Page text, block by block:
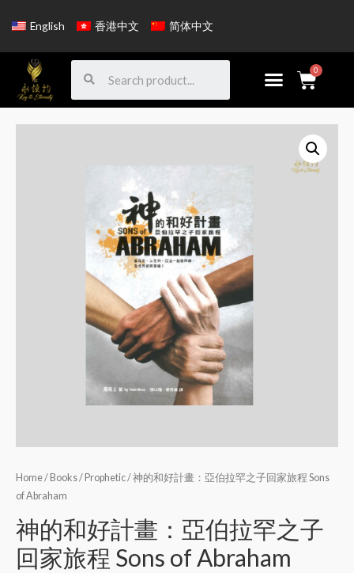
English 香港中文 简体中文
Home/ Books/ Prophetic/ 神的和好計畫：亞伯拉罕之子回家旅程 Sons
of Abraham
神的和好計畫：亞伯拉罕之子
回家旅程 Sons of Abraham